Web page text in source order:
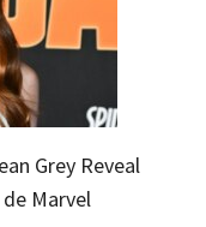
Grey Reveal
Marvel